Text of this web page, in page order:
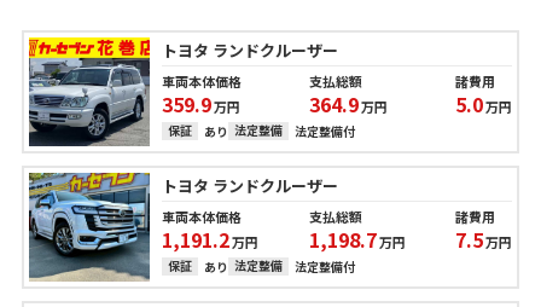
トヨタ ランドクルーザー
車両本体価格
359.9万円
支払総額
364.9万円
諸費用
5.0万円
保証 あり 法定整備 法定整備付
トヨタ ランドクルーザー
車両本体価格
1,191.2万円
支払総額
1,198.7万円
諸費用
7.5万円
保証 あり 法定整備 法定整備付